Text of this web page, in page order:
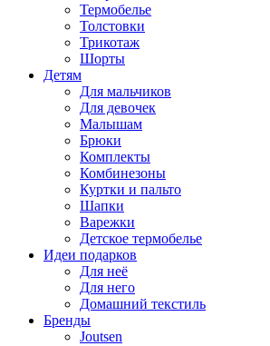
Термобелье
Толстовки
Трикотаж
Шорты
Детям
Для мальчиков
Для девочек
Малышам
Брюки
Комплекты
Комбинезоны
Куртки и пальто
Шапки
Варежки
Детское термобелье
Идеи подарков
Для неё
Для него
Домашний текстиль
Бренды
Joutsen